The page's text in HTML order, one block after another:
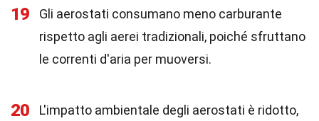
19
Gli aerostati consumano meno carburante
rispetto agli aerei tradizionali, poiché sfruttano
le correnti d'aria per muoversi.
20
L'impatto ambientale degli aerostati è ridotto,